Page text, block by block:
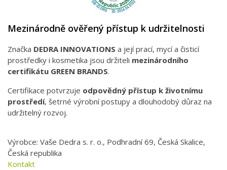
Mezinárodně ověřený přístup k udržitelnosti
Značka DEDRA INNOVATIONS a její prací, mycí a čisticí
prostředky i kosmetika jsou držiteli mezinárodního
certifikátu GREEN BRANDS.
Certifikace potvrzuje odpovědný přístup k životnímu
prostředí, šetrné výrobní postupy a dlouhodobý důraz na
udržitelný rozvoj.
Výrobce: Vaše Dedra s. r. o., Podhradní 69, Česká Skalice,
Česká republika
Kontakt